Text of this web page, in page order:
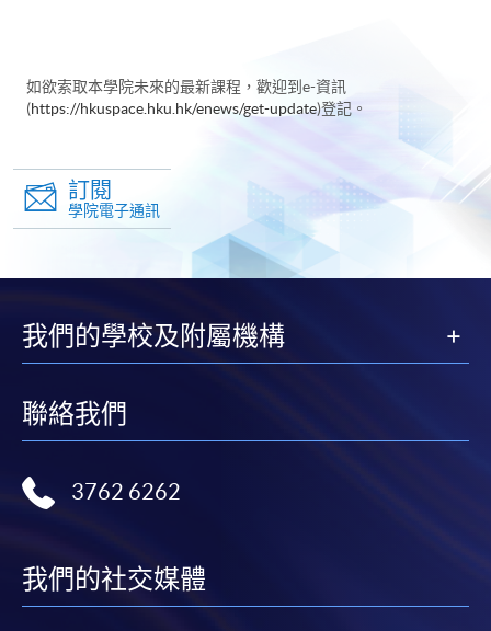
如欲索取本學院未來的最新課程，歡迎到e-資訊
(https://hkuspace.hku.hk/enews/get-update)登記。
訂閱
學院電子通訊
我們的學校及附屬機構
聯絡我們
3762 6262
我們的社交媒體